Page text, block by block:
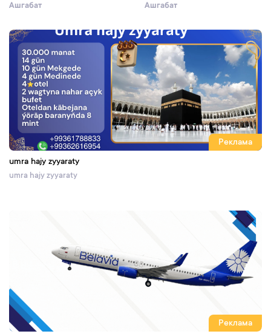
Ашгабат Ашгабат
Реклама
umra hajy zyyaraty
umra hajy zyyaraty
Реклама